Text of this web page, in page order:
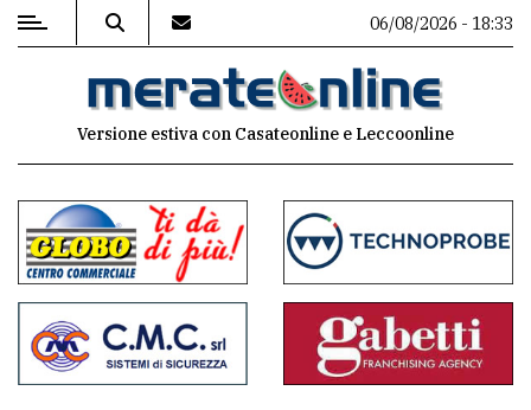
MENU
commenti
Contenuti
del
sito
06/08/2026 - 18:33
Versione estiva con Casateonline e Leccoonline